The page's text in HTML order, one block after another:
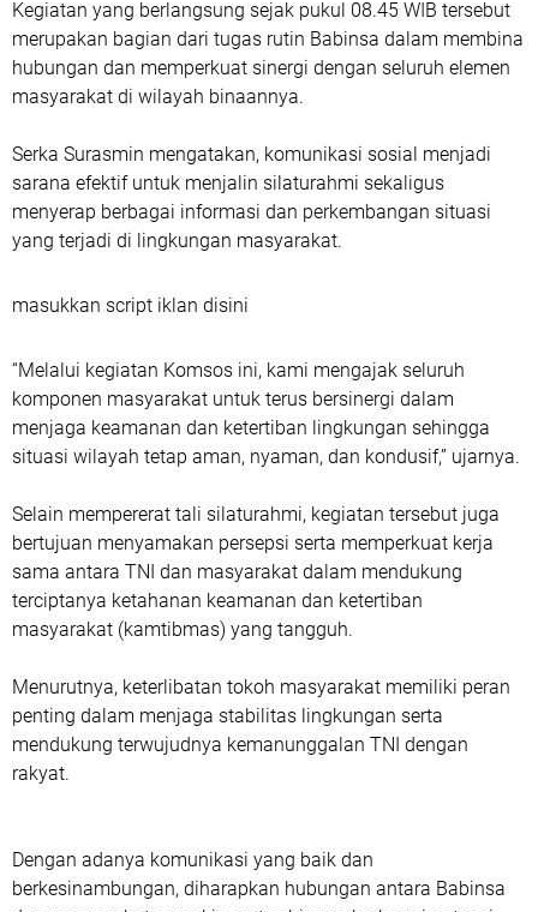
Kegiatan yang berlangsung sejak pukul 08.45 WIB tersebut
merupakan bagian dari tugas rutin Babinsa dalam membina
hubungan dan memperkuat sinergi dengan seluruh elemen
masyarakat di wilayah binaannya.
Serka Surasmin mengatakan, komunikasi sosial menjadi
sarana efektif untuk menjalin silaturahmi sekaligus
menyerap berbagai informasi dan perkembangan situasi
yang terjadi di lingkungan masyarakat.
masukkan script iklan disini
“Melalui kegiatan Komsos ini, kami mengajak seluruh
komponen masyarakat untuk terus bersinergi dalam
menjaga keamanan dan ketertiban lingkungan sehingga
situasi wilayah tetap aman, nyaman, dan kondusif,” ujarnya.
Selain mempererat tali silaturahmi, kegiatan tersebut juga
bertujuan menyamakan persepsi serta memperkuat kerja
sama antara TNI dan masyarakat dalam mendukung
terciptanya ketahanan keamanan dan ketertiban
masyarakat (kamtibmas) yang tangguh.
Menurutnya, keterlibatan tokoh masyarakat memiliki peran
penting dalam menjaga stabilitas lingkungan serta
mendukung terwujudnya kemanunggalan TNI dengan
rakyat.
Dengan adanya komunikasi yang baik dan
berkesinambungan, diharapkan hubungan antara Babinsa